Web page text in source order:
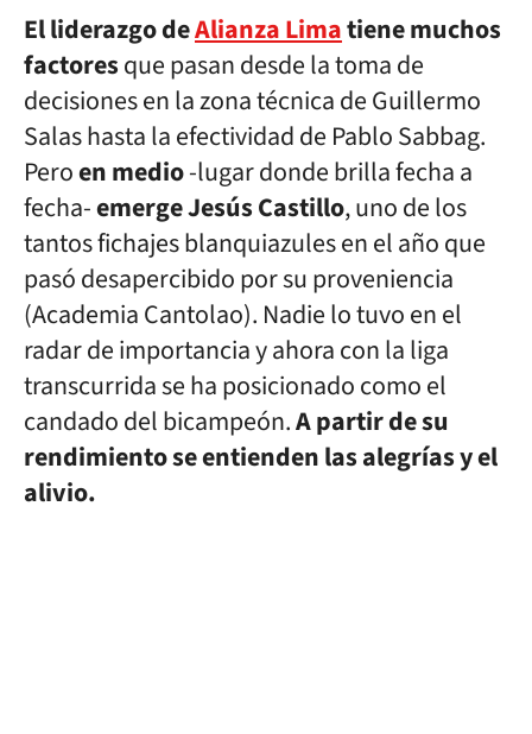
El liderazgo deAlianza Limatiene muchos
factoresque pasan desde la toma de
decisiones en la zona técnica de Guillermo
Salas hasta la efectividad de Pablo Sabbag.
Peroen medio-lugar donde brilla fecha a
fecha-emerge Jesús Castillo, uno de los
tantos fichajes blanquiazules en el año que
pasó desapercibido por su proveniencia
(Academia Cantolao). Nadie lo tuvo en el
radar de importancia y ahora con la liga
transcurrida se ha posicionado como el
candado del bicampeón.A partir de su
rendimiento se entienden las alegrías y el
alivio.